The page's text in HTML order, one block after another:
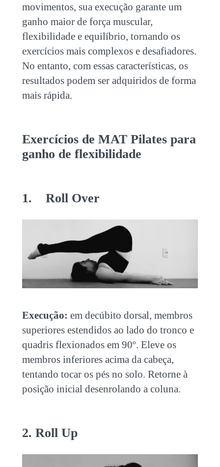
movimentos, sua execução garante um
ganho maior de força muscular,
flexibilidade e equilíbrio, tornando os
exercícios mais complexos e desafiadores.
No entanto, com essas características, os
resultados podem ser adquiridos de forma
mais rápida.
Exercícios de MAT Pilates para
ganho de flexibilidade
1. Roll Over
Execução: em decúbito dorsal, membros
superiores estendidos ao lado do tronco e
quadris flexionados em 90º. Eleve os
membros inferiores acima da cabeça,
tentando tocar os pés no solo. Retorne à
posição inicial desenrolando a coluna.
2. Roll Up